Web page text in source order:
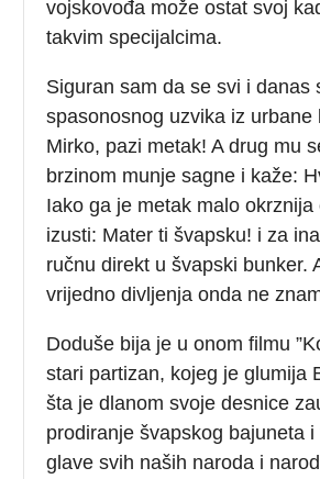
vojskovođa može ostat svoj
takvim specijalcima.
Siguran sam da se svi i danas
spasonosnog uzvika iz urbane
Mirko, pazi metak! A drug mu
brzinom munje sagne i kaže:
Iako ga je metak malo okrznija
izusti: Mater ti švapsku! i za
ručnu direkt u švapski bunker.
vrijedno divljenja onda ne
Doduše bija je u onom filmu
stari partizan, kojeg je glumija
šta je dlanom svoje desnice
prodiranje švapskog bajuneta
glave svih naših naroda i